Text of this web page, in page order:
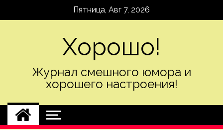
Пятница, Авг 7, 2026
Хорошо!
Журнал смешного юмора и
хорошего настроения!